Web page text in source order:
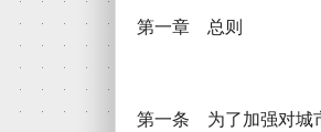
第一章 总则
第一条 为了加强对城